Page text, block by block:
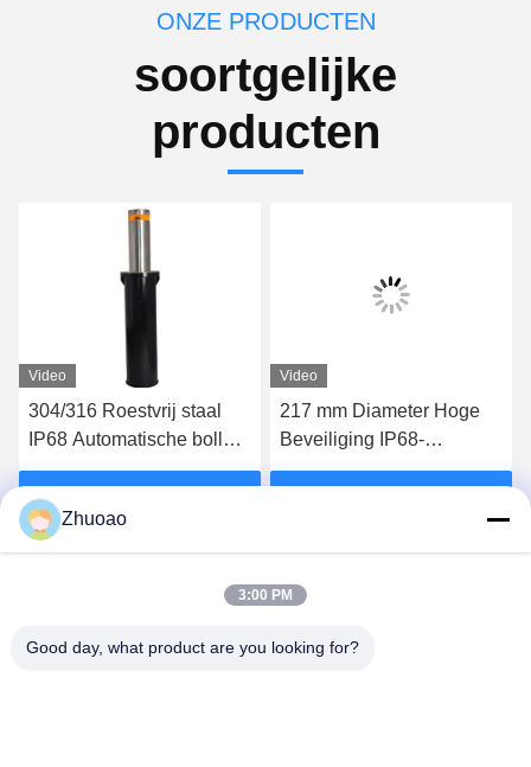
ONZE PRODUCTEN
soortgelijke
producten
Video
304/316 Roestvrij staal
IP68 Automatische bollard
met een hoogte van 600-
1000 mm voor
hydraulische beveiliging
Video
217 mm Diameter Hoge
Beveiliging IP68-
gecertificeerde
Parkeerplaatsen
Zhuoao
3:00 PM
Good day, what product are you looking for?